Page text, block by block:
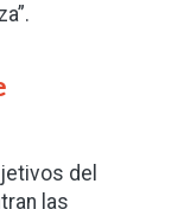
del
las